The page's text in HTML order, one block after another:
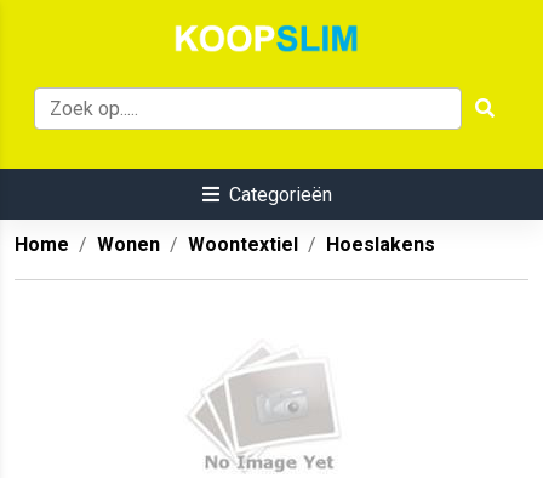
Categorieën
Home Wonen Woontextiel Hoeslakens